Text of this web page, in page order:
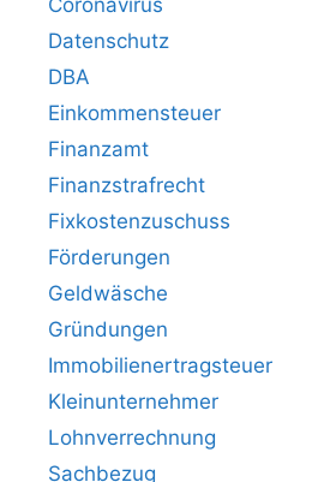
Coronavirus
Datenschutz
DBA
Einkommensteuer
Finanzamt
Finanzstrafrecht
Fixkostenzuschuss
Förderungen
Geldwäsche
Gründungen
Immobilienertragsteuer
Kleinunternehmer
Lohnverrechnung
Sachbezug